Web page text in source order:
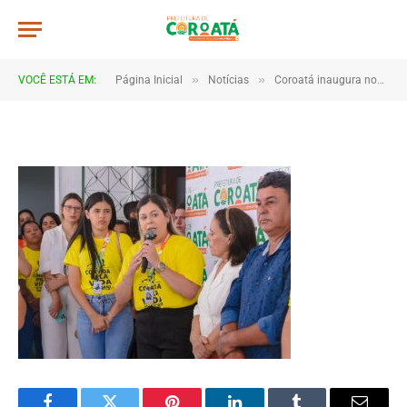
VOCÊ ESTÁ EM: Página Inicial » Notícias » Coroatá inaugura nova sede do CAPS com estrutura moderna e acolhedora
a09